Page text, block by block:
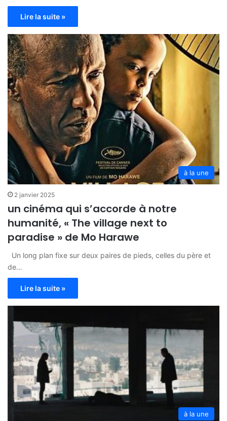
Lire la suite »
à la une
2 janvier 2025
un cinéma qui s’accorde à notre
humanité, « The village next to
paradise » de Mo Harawe
Un long plan fixe sur deux paires de pieds, celles du père et
de…
Lire la suite »
à la une